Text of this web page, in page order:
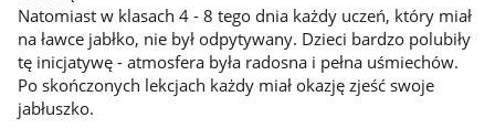
Natomiast w klasach 4 - 8 tego dnia każdy uczeń, który miał
na ławce jabłko, nie był odpytywany. Dzieci bardzo polubiły
tę inicjatywę - atmosfera była radosna i pełna uśmiechów.
Po skończonych lekcjach każdy miał okazję zjeść swoje
jabłuszko.